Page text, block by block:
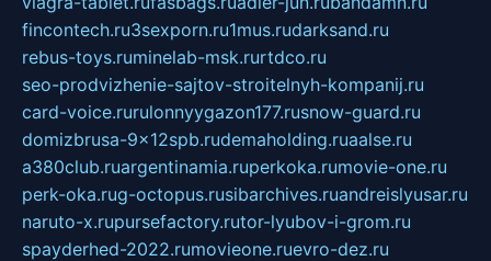
fincontech.ru3sexporn.ru1mus.rudarksand.ru
rebus-toys.ruminelab-msk.rurtdco.ru
seo-prodvizhenie-sajtov-stroitelnyh-kompanij.ru
card-voice.rurulonnyygazon177.rusnow-guard.ru
domizbrusa-9x12spb.rudemaholding.ruaalse.ru
a380club.ruargentinamia.ruperkoka.rumovie-one.ru
perk-oka.rug-octopus.rusibarchives.ruandreislyusar.ru
naruto-x.rupursefactory.rutor-lyubov-i-grom.ru
spayderhed-2022.rumovieone.ruevro-dez.ru